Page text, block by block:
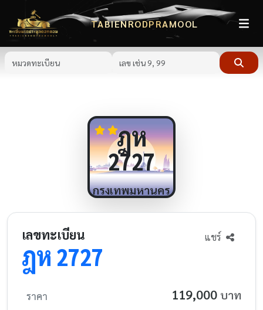
TABIENRODPRAMOOL
ฎห
2727
กรุงเทพมหานคร
เลขทะเบียน
ฎห 2727
แชร์
ราคา 119,000 บาท